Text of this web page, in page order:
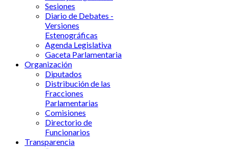
Sesiones
Diario de Debates -
Versiones
Estenográficas
Agenda Legislativa
Gaceta Parlamentaria
Organización
Diputados
Distribución de las
Fracciones
Parlamentarias
Comisiones
Directorio de
Funcionarios
Transparencia